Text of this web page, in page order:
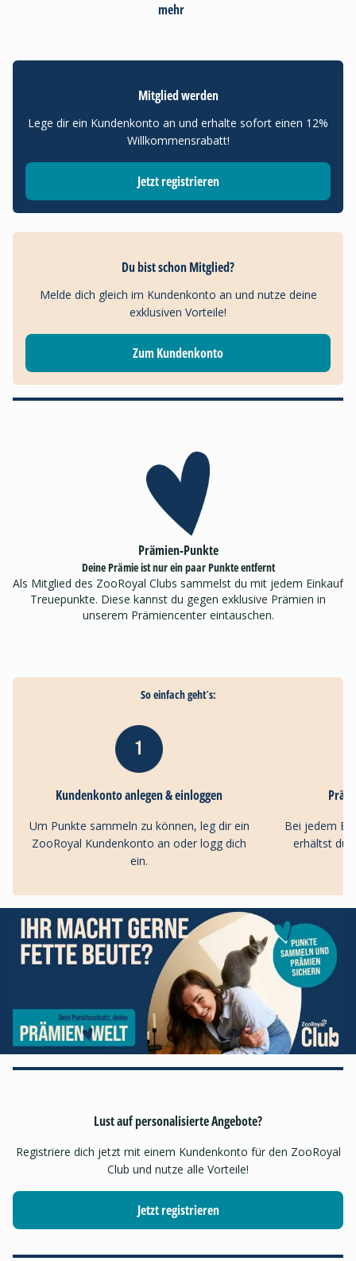
mehr
Mitglied werden
Lege dir ein Kundenkonto an und erhalte sofort einen 12%
Willkommensrabatt!
Jetzt registrieren
Du bist schon Mitglied?
Melde dich gleich im Kundenkonto an und nutze deine
exklusiven Vorteile!
Zum Kundenkonto
Prämien-Punkte
Deine Prämie ist nur ein paar Punkte entfernt
Als Mitglied des ZooRoyal Clubs sammelst du mit jedem Einkauf
Treuepunkte. Diese kannst du gegen exklusive Prämien in
unserem Prämiencenter eintauschen.
So einfach geht´s:
Kundenkonto anlegen & einloggen
Um Punkte sammeln zu können, leg dir ein
ZooRoyal Kundenkonto an oder logg dich
ein.
Bei jedem
erhältst du
Lust auf personalisierte Angebote?
Registriere dich jetzt mit einem Kundenkonto für den ZooRoyal
Club und nutze alle Vorteile!
Jetzt registrieren